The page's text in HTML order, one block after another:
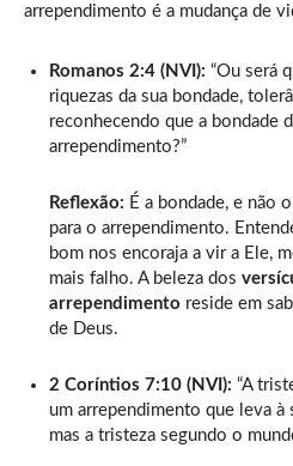
arrependimento é a mudança de
Romanos 2:4 (NVI): “Ou será
riquezas da sua bondade,
reconhecendo que a bondade
arrependimento?”
Reflexão: É a bondade, e não
para o arrependimento.
bom nos encoraja a vir a Ele,
mais falho. A beleza dos
arrependimento reside em
de Deus.
2 Coríntios 7:10 (NVI): “A
um arrependimento que leva à
mas a tristeza segundo o